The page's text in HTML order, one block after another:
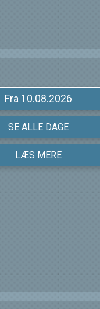
Fra 10.08.2026
SE ALLE DAGE
LÆS MERE